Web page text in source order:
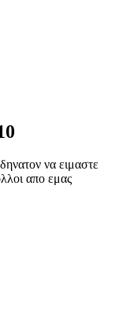
να ειμαστε
απο εμας